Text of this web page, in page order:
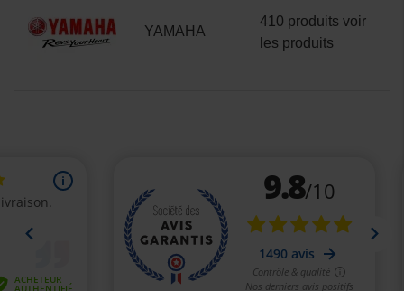
YAMAHA
410 produits voir
les produits